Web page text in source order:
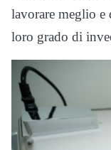
lavorare meglio
loro grado di